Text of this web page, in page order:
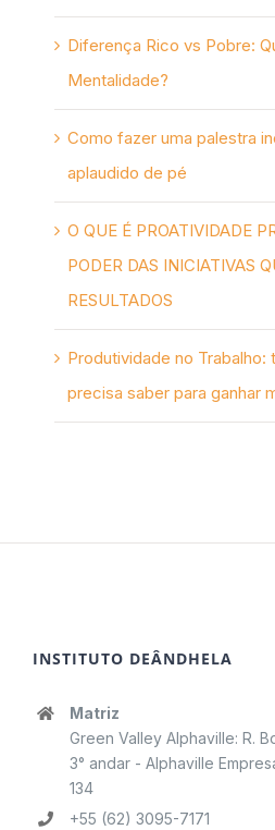
Diferença Rico vs Pobre:
Mentalidade?
Como fazer uma palestra
aplaudido de pé
O QUE É PROATIVIDADE
PODER DAS INICIATIVAS
RESULTADOS
Produtividade no
precisa saber para ganhar
INSTITUTO DEÂNDHELA
Matriz
Green Valley Alphaville: R.
3° andar - Alphaville
134
+55 (62) 3095-7171